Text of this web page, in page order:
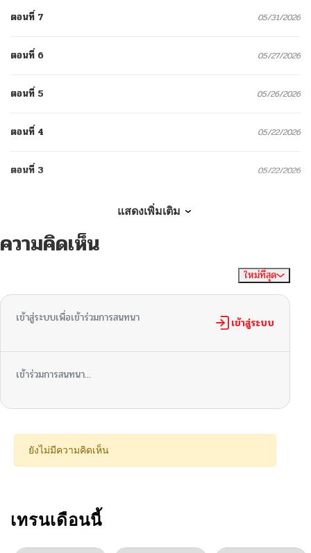
ตอนที่ 7 05/31/2026
ตอนที่ 6 05/27/2026
ตอนที่ 5 05/26/2026
ตอนที่ 4 05/22/2026
ตอนที่ 3 05/22/2026
ตอนที่ 1
แสดงเพิ่มเติม
ความคิดเห็น
ใหม่ที่สุด
เข้าสู่ระบบเพื่อเข้าร่วมการสนทนา เข้าสู่ระบบ
เข้าร่วมการสนทนา...
ยังไม่มีความคิดเห็น
เทรนเดือนนี้